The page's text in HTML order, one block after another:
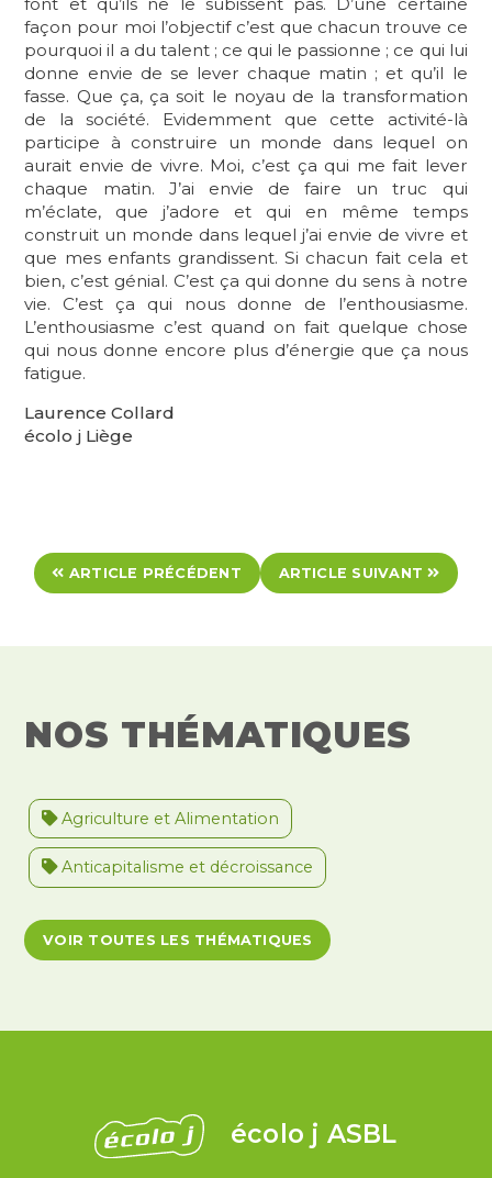
façon pour moi l’objectif c’est que chacun trouve ce
pourquoi il a du talent ; ce qui le passionne ; ce qui lui
donne envie de se lever chaque matin ; et qu’il le
fasse. Que ça, ça soit le noyau de la transformation
de la société. Evidemment que cette activité-là
participe à construire un monde dans lequel on
aurait envie de vivre. Moi, c’est ça qui me fait lever
chaque matin. J’ai envie de faire un truc qui
m’éclate, que j’adore et qui en même temps
construit un monde dans lequel j’ai envie de vivre et
que mes enfants grandissent. Si chacun fait cela et
bien, c’est génial. C’est ça qui donne du sens à notre
vie. C’est ça qui nous donne de l’enthousiasme.
L’enthousiasme c’est quand on fait quelque chose
qui nous donne encore plus d’énergie que ça nous
fatigue.
Laurence Collard
écolo j Liège
ARTICLE PRÉCÉDENT ARTICLE SUIVANT
NOS THÉMATIQUES
Agriculture et Alimentation
Anticapitalisme et décroissance
Antiracisme et décolonisation
Antivalidisme Climat et environnement
Justice et violences policières
Migrations et asile
VOIR TOUTES LES THÉMATIQUES
écolo j ASBL